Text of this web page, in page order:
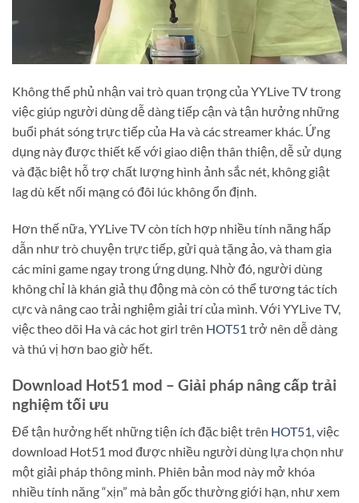
Không thể phủ nhận vai trò quan trọng của YYLive TV trong
việc giúp người dùng dễ dàng tiếp cận và tận hưởng những
buổi phát sóng trực tiếp của Ha và các streamer khác. Ứng
dụng này được thiết kế với giao diện thân thiện, dễ sử dụng
và đặc biệt hỗ trợ chất lượng hình ảnh sắc nét, không giật
lag dù kết nối mạng có đôi lúc không ổn định.
Hơn thế nữa, YYLive TV còn tích hợp nhiều tính năng hấp
dẫn như trò chuyện trực tiếp, gửi quà tặng ảo, và tham gia
các mini game ngay trong ứng dụng. Nhờ đó, người dùng
không chỉ là khán giả thụ động mà còn có thể tương tác tích
cực và nâng cao trải nghiệm giải trí của mình. Với YYLive TV,
việc theo dõi Ha và các hot girl trên HOT51 trở nên dễ dàng
và thú vị hơn bao giờ hết.
Download Hot51 mod – Giải pháp nâng cấp trải
nghiệm tối ưu
Để tận hưởng hết những tiện ích đặc biệt trên HOT51, việc
download Hot51 mod được nhiều người dùng lựa chọn như
một giải pháp thông minh. Phiên bản mod này mở khóa
nhiều tính năng “xịn” mà bản gốc thường giới hạn, như xem